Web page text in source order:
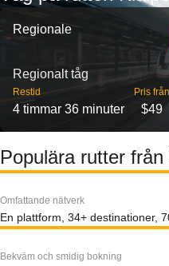
Regionale
Regionalt tåg
Restid
4 timmar 36 minuter
Pris från
$49
Populära rutter
Omfattande nätverk
En plattform, 34+ destinationer,
Bekväm och smidig bokning